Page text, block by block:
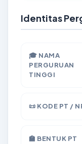
Identitas
🎓 NAMA
PERGURUAN
TINGGI
📜 KODE PT /
🏫 BENTUK PT